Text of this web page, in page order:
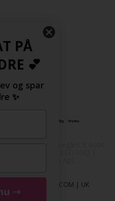
20154560 | CVR: 33377002 |
af HolmeGruppen ApS
COM | UK
PÅ
ORDRE 💕
og spar
ordre ✨
nu ➝